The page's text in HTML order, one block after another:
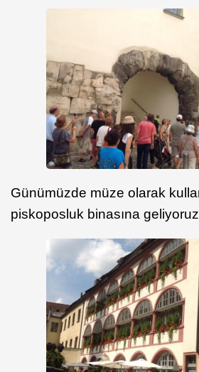
Günümüzde müze olarak
piskoposluk binasına